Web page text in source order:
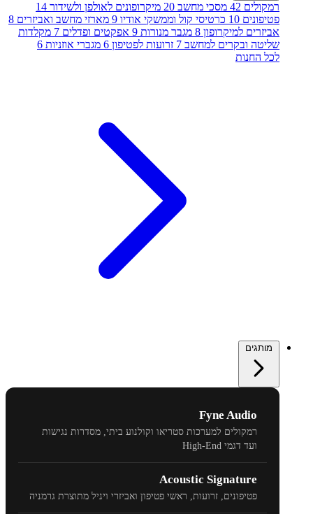
רמקולים 42 מסכי מחשב 20 מיקרופונים לאולפן ולשידור 14
פטיפונים 10 כרטיסי קול וממשקי אודיו 9 מארזי מחשב ואביזרים 8
אביזרים למיקרופון 8 מגבר מנורות 9 אפקטים ופדלים 7 מקלדות
שליטה ובקרים למחשב 7 זרועות לפטיפון 6 מגברי אוזניות 6
לכל החנות
מותגים
Fyne Audio
רמקולים למערכות סטריאו וקולנוע ביתי, מסדרות נגישות
ועד דגמי High-End
Acoustic Signature
פטיפונים, זרועות, ראשי פטיפון ואביזרי ויניל מתוצרת גרמניה